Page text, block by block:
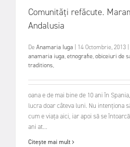
Comunități refăcute.
Andalusia
De Anamaria Iuga 14 Octombrie, 2013
anamaria iuga,etnografie,obiceiuri de
traditions,
oana e de mai bine de 10 ani în
lucra doar câteva luni. Nu intenționa
cum e viața aici, iar apoi să se
ani at...
Citește mai mult